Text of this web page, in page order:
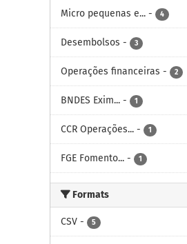
Micro pequenas e... - 4
Desembolsos - 3
Operações financeiras - 2
BNDES Exim... - 1
CCR Operações... - 1
FGE Fomento... - 1
Formats
CSV - 5